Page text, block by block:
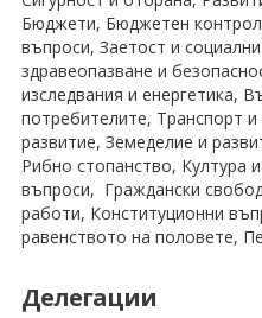
Бюджети, Бюджетен
въпроси, Заетост и
здравеопазване и
изследвания и енергетика,
потребителите, Транспорт
развитие, Земеделие и
Рибно стопанство, Култура
въпроси, Граждански
работи, Конституционни
равенството на половете,
Делегации